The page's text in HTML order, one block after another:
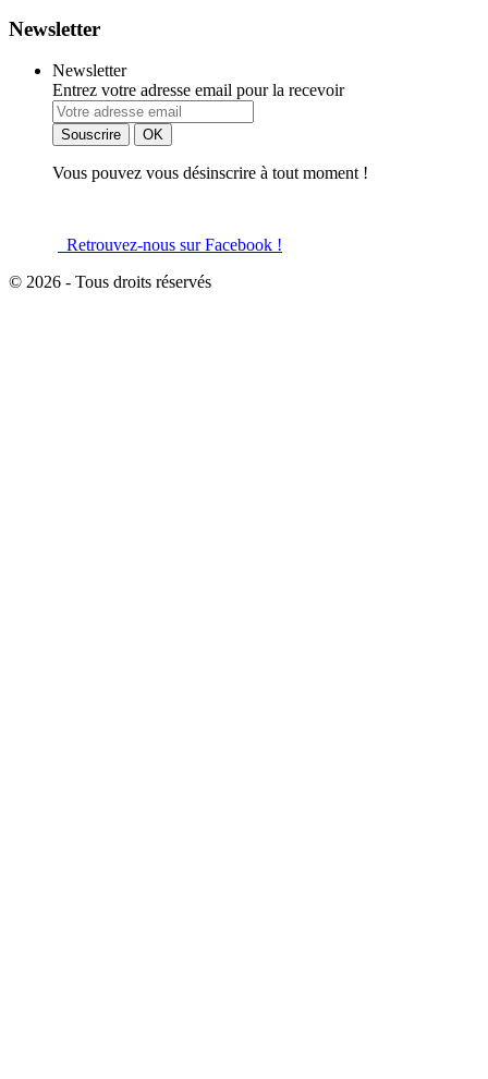
Newsletter
Newsletter
Entrez votre adresse email pour la recevoir
Vous pouvez vous désinscrire à tout moment !
Retrouvez-nous sur Facebook !
© 2026 - Tous droits réservés